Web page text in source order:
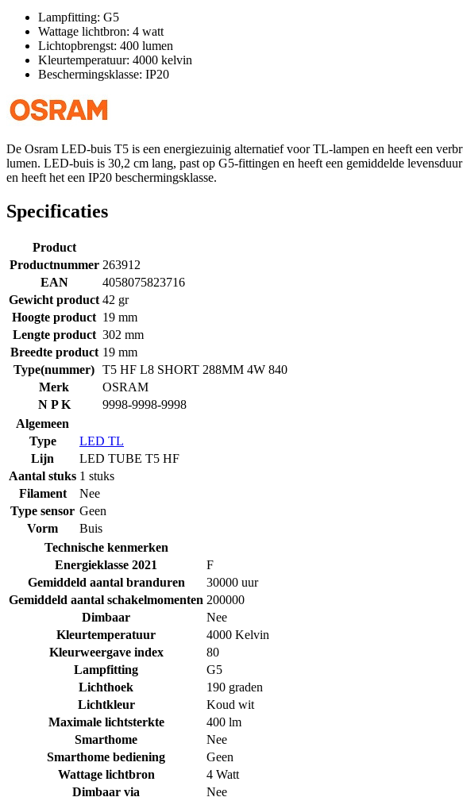
Lampfitting: G5
Wattage lichtbron: 4 watt
Lichtopbrengst: 400 lumen
Kleurtemperatuur: 4000 kelvin
Beschermingsklasse: IP20
De Osram LED-buis T5 is een energiezuinig alternatief voor TL-lampen en heeft een
lumen. LED-buis is 30,2 cm lang, past op G5-fittingen en heeft een gemiddelde
en heeft het een IP20 beschermingsklasse.
Specificaties
Product
Productnummer 263912
EAN
4058075823716
Gewicht product 42 gr
Hoogte product 19 mm
Lengte product 302 mm
Breedte product 19 mm
Type(nummer) T5 HF L8 SHORT 288MM 4W 840
Merk
OSRAM
N P K
9998-9998-9998
Algemeen
Type
LED TL
Lijn
LED TUBE T5 HF
Aantal stuks 1 stuks
Filament
Nee
Type sensor Geen
Vorm
Buis
Technische kenmerken
Energieklasse 2021
F
Gemiddeld aantal branduren
30000 uur
Gemiddeld aantal schakelmomenten 200000
Dimbaar
Nee
Kleurtemperatuur
4000 Kelvin
Kleurweergave index
80
Lampfitting
G5
Lichthoek
190 graden
Lichtkleur
Koud wit
Maximale lichtsterkte
400 lm
Smarthome
Nee
Smarthome bediening
Geen
Wattage lichtbron
4 Watt
Dimbaar via
Nee